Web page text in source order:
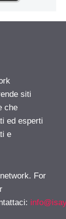
siti
che
ed esperti
e
For
: